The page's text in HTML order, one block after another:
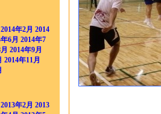
2014年2月 2014
6月 2014年7
2014年9月
2014年11月
2013年2月 2013